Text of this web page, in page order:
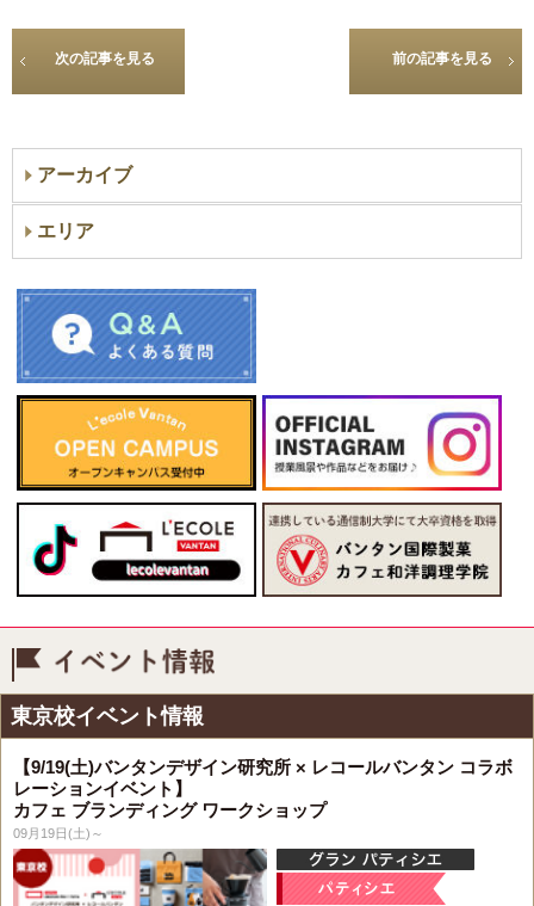
次の記事を見る 前の記事を見る
アーカイブ
エリア
東京校イベント情報
【9/19(土)バンタンデザイン研究所 × レコールバンタン コラボ
レーションイベント】
カフェ ブランディング ワークショップ
09月19日(土)～